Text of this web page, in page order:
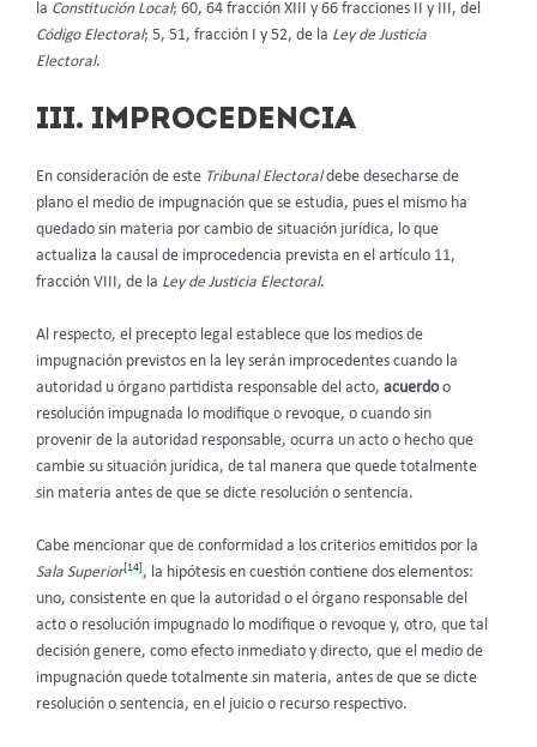
la Constitución Local; 60, 64 fracción XIII y 66 fracciones II y III, del
Código Electoral; 5, 51, fracción I y 52, de la Ley de Justicia
Electoral.
III. IMPROCEDENCIA
En consideración de este Tribunal Electoraldebe desecharse de
plano el medio de impugnación que se estudia, pues el mismo ha
quedado sin materia por cambio de situación jurídica, lo que
actualiza la causal de improcedencia prevista en el artículo 11,
fracción VIII, de la Ley de Justicia Electoral.
Al respecto, el precepto legal establece que los medios de
impugnación previstos en la ley serán improcedentes cuando la
autoridad u órgano partidista responsable del acto, acuerdoo
resolución impugnada lo modifique o revoque, o cuando sin
provenir de la autoridad responsable, ocurra un acto o hecho que
cambie su situación jurídica, de tal manera que quede totalmente
sin materia antes de que se dicte resolución o sentencia.
Cabe mencionar que de conformidad a los criterios emitidos por la
Sala Superior[14], la hipótesis en cuestión contiene dos elementos:
uno, consistente en que la autoridad o el órgano responsable del
acto o resolución impugnado lo modifique o revoque y, otro, que tal
decisión genere, como efecto inmediato y directo, que el medio de
impugnación quede totalmente sin materia, antes de que se dicte
resolución o sentencia, en el juicio o recurso respectivo.